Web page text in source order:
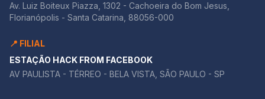
Av. Luiz Boiteux Piazza, 1302 - Cachoeira do Bom Jesus,
Florianópolis - Santa Catarina, 88056-000
📍 FILIAL
ESTAÇÃO HACK FROM FACEBOOK
AV PAULISTA - TÉRREO - BELA VISTA, SÃO PAULO - SP